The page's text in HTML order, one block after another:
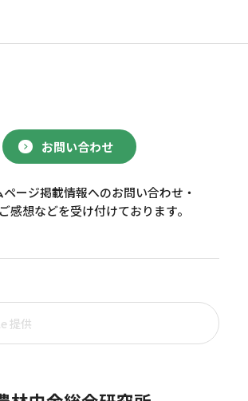
お問い合わせ
ージ掲載情報へのお問い合わせ・
感想などを受け付けております。